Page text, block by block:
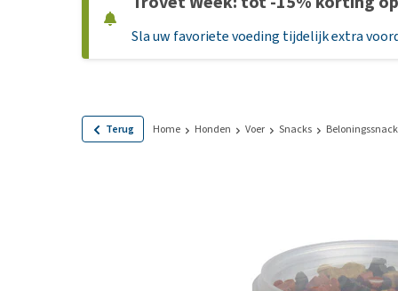
Hondenbrokken
Natvoer
Graanvrij
Biologisch
Vegan
Sla uw favoriete voeding tijdelijk extra
Terug Home Honden Voer Snacks